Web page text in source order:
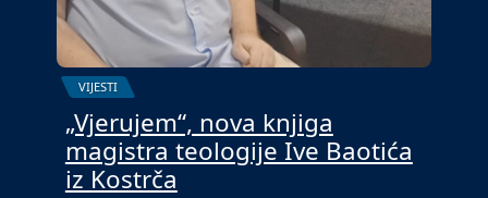
VIJESTI
„Vjerujem“, nova knjiga
magistra teologije Ive Baotića
iz Kostrča